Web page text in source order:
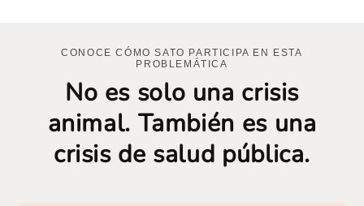
CONOCE CÓMO SATO PARTICIPA EN ESTA
PROBLEMÁTICA
No es solo una crisis
animal. También es una
crisis de salud pública.